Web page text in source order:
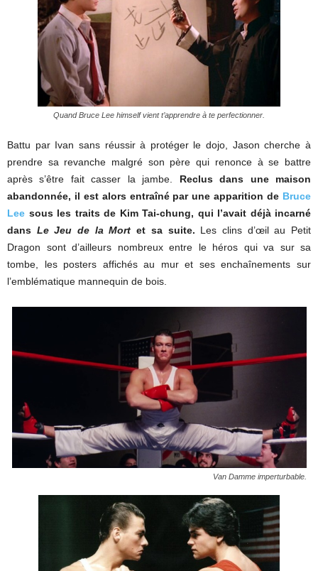
Quand Bruce Lee himself vient t’apprendre à te perfectionner.
Battu par Ivan sans réussir à protéger le dojo, Jason cherche à
prendre sa revanche malgré son père qui renonce à se battre
après s’être fait casser la jambe. Reclus dans une maison
abandonnée, il est alors entraîné par une apparition de Bruce
Lee sous les traits de Kim Tai-chung, qui l’avait déjà incarné
dans Le Jeu de la Mort et sa suite. Les clins d’œil au Petit
Dragon sont d’ailleurs nombreux entre le héros qui va sur sa
tombe, les posters affichés au mur et ses enchaînements sur
l’emblématique mannequin de bois.
Van Damme imperturbable.